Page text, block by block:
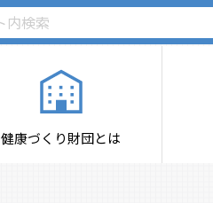
健康づくり財団とは